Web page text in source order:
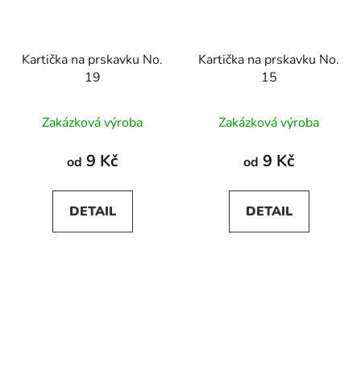
Kartička na prskavku No.
19
Zakázková výroba
od 9 Kč
DETAIL
Kartička na prskavku No.
15
Zakázková výroba
od 9 Kč
DETAIL